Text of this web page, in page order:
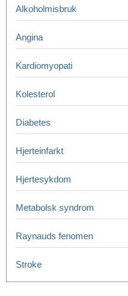
Alkoholmisbruk
Angina
Kardiomyopati
Kolesterol
Diabetes
Hjerteinfarkt
Hjertesykdom
Metabolsk syndrom
Raynauds fenomen
Stroke